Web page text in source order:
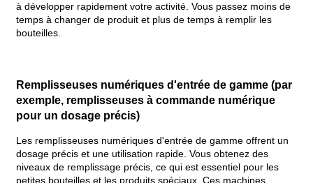
à développer rapidement votre activité. Vous passez moins de
temps à changer de produit et plus de temps à remplir les
bouteilles.
Remplisseuses numériques d'entrée de gamme (par
exemple, remplisseuses à commande numérique
pour un dosage précis)
Les remplisseuses numériques d'entrée de gamme offrent un
dosage précis et une utilisation rapide. Vous obtenez des
niveaux de remplissage précis, ce qui est essentiel pour les
petites bouteilles et les produits spéciaux. Ces machines